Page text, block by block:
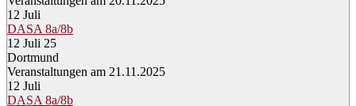
12 Juli
DASA 8a/8b
12 Juli 25
Dortmund
Veranstaltungen am 21.11.2025
12 Juli
DASA 8a/8b